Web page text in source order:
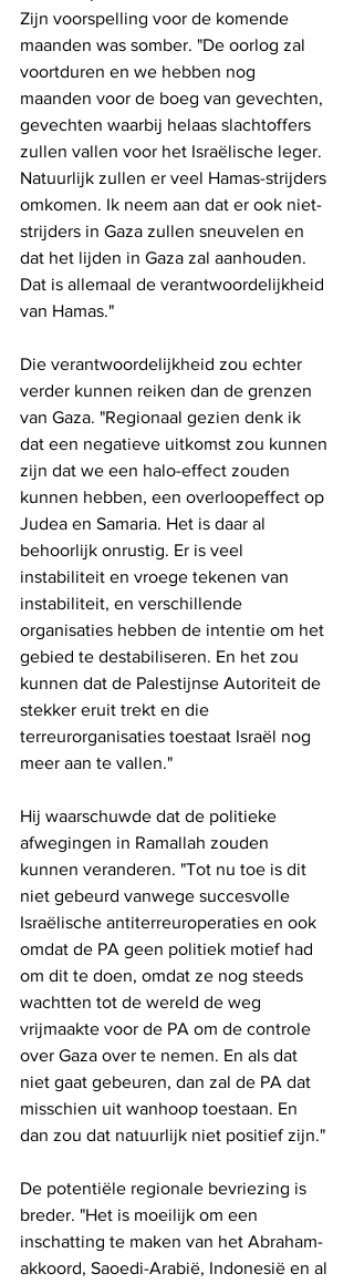
Zijn voorspelling voor de komende
maanden was somber. "De oorlog zal
voortduren en we hebben nog
maanden voor de boeg van gevechten,
gevechten waarbij helaas slachtoffers
zullen vallen voor het Israëlische leger.
Natuurlijk zullen er veel Hamas-strijders
omkomen. Ik neem aan dat er ook niet-
strijders in Gaza zullen sneuvelen en
dat het lijden in Gaza zal aanhouden.
Dat is allemaal de verantwoordelijkheid
van Hamas."
Die verantwoordelijkheid zou echter
verder kunnen reiken dan de grenzen
van Gaza. "Regionaal gezien denk ik
dat een negatieve uitkomst zou kunnen
zijn dat we een halo-effect zouden
kunnen hebben, een overloopeffect op
Judea en Samaria. Het is daar al
behoorlijk onrustig. Er is veel
instabiliteit en vroege tekenen van
instabiliteit, en verschillende
organisaties hebben de intentie om het
gebied te destabiliseren. En het zou
kunnen dat de Palestijnse Autoriteit de
stekker eruit trekt en die
terreurorganisaties toestaat Israël nog
meer aan te vallen."
Hij waarschuwde dat de politieke
afwegingen in Ramallah zouden
kunnen veranderen. "Tot nu toe is dit
niet gebeurd vanwege succesvolle
Israëlische antiterreuroperaties en ook
omdat de PA geen politiek motief had
om dit te doen, omdat ze nog steeds
wachtten tot de wereld de weg
vrijmaakte voor de PA om de controle
over Gaza over te nemen. En als dat
niet gaat gebeuren, dan zal de PA dat
misschien uit wanhoop toestaan. En
dan zou dat natuurlijk niet positief zijn."
De potentiële regionale bevriezing is
breder. "Het is moeilijk om een ​​
inschatting te maken van het Abraham-
akkoord, Saoedi-Arabië, Indonesië en al